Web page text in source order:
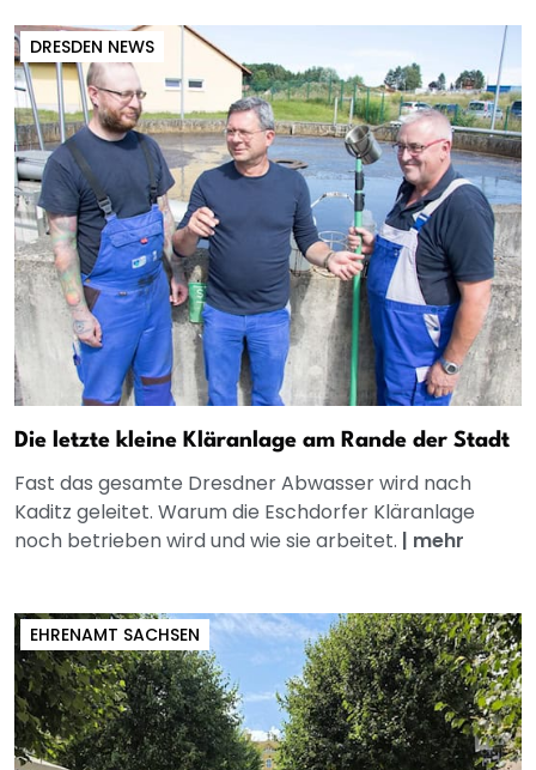
DRESDEN NEWS
Die letzte kleine Kläranlage am Rande der Stadt
Fast das gesamte Dresdner Abwasser wird nach
Kaditz geleitet. Warum die Eschdorfer Kläranlage
noch betrieben wird und wie sie arbeitet. | mehr
EHRENAMT SACHSEN